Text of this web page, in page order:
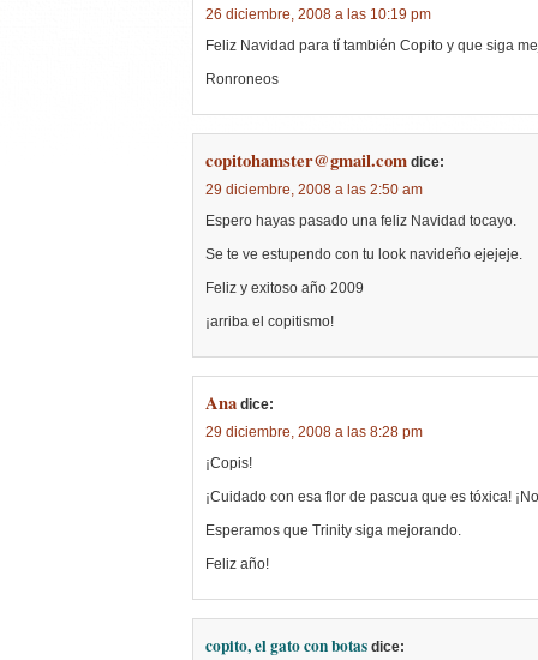
26 diciembre, 2008 a las 10:19 pm
Feliz Navidad para tí también Copito y que siga
Ronroneos
copitohamster@gmail.com dice:
29 diciembre, 2008 a las 2:50 am
Espero hayas pasado una feliz Navidad tocayo.
Se te ve estupendo con tu look navideño ejejeje.
Feliz y exitoso año 2009
¡arriba el copitismo!
Ana dice:
29 diciembre, 2008 a las 8:28 pm
¡Copis!
¡Cuidado con esa flor de pascua que es tóxica!
Esperamos que Trinity siga mejorando.
Feliz año!
copito, el gato con botas dice: